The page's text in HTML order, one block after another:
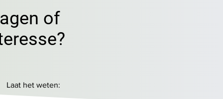
of
Laat het weten: